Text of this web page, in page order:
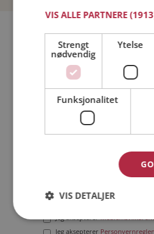
Bli medlem
Jeg er en: Mann
Min alder:
Jeg aksepterer
Jeg aksepterer
VIS ALLE PARTNERE
Strengt
nødvendig
Ytelse
Funksjonalitet
VIS DETALJER